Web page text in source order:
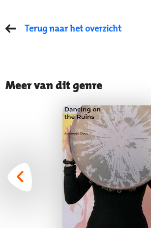
Terug naar het overzicht
Meer van dit genre